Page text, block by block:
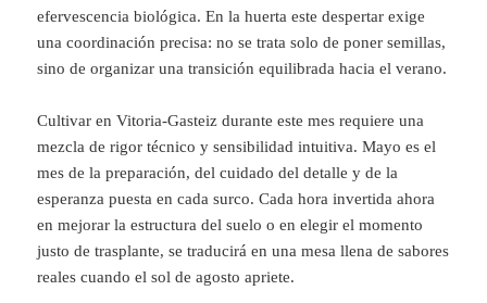
efervescencia biológica. En la huerta este despertar exige
una coordinación precisa: no se trata solo de poner semillas,
sino de organizar una transición equilibrada hacia el verano.
Cultivar en Vitoria-Gasteiz durante este mes requiere una
mezcla de rigor técnico y sensibilidad intuitiva. Mayo es el
mes de la preparación, del cuidado del detalle y de la
esperanza puesta en cada surco. Cada hora invertida ahora
en mejorar la estructura del suelo o en elegir el momento
justo de trasplante, se traducirá en una mesa llena de sabores
reales cuando el sol de agosto apriete.